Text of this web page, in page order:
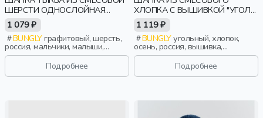
ШЕРСТИ ОДНОСЛОЙНАЯ
КОЛОР БЛОК "ГРАФИТ"
1 079 ₽
BUNGLYграфитовый, шерсть,
россия, мальчики, малыши,
дошкольники, дети
Подробнее
ХЛОПКА С ВЫШИВКОЙ "УГОЛЬ"
7+
1 119 ₽
BUNGLYугольный, хлопок,
осень, россия, вышивка,
мальчики, школьники, подростки,
Подробнее